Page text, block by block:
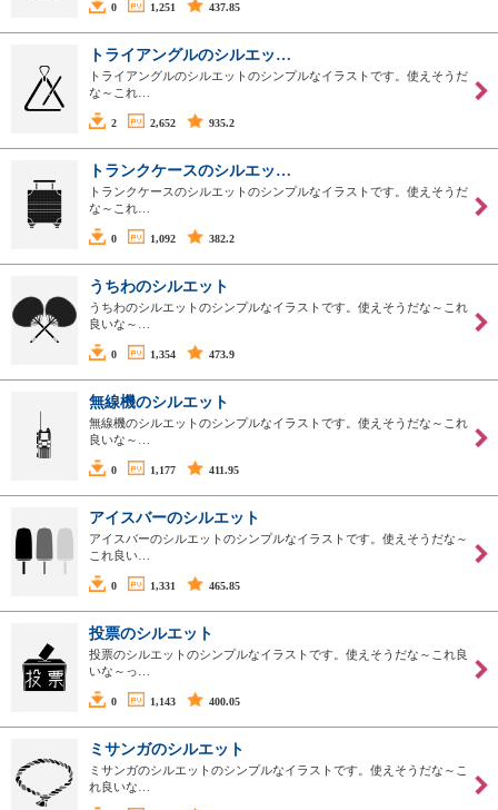
0 1,251 437.85
トライアングルのシルエッ…
トライアングルのシルエットのシンプルなイラストです。使えそうだ
な～これ…
2 2,652 935.2
トランクケースのシルエッ…
トランクケースのシルエットのシンプルなイラストです。使えそうだ
な～これ…
0 1,092 382.2
うちわのシルエット
うちわのシルエットのシンプルなイラストです。使えそうだな～これ
良いな～…
0 1,354 473.9
無線機のシルエット
無線機のシルエットのシンプルなイラストです。使えそうだな～これ
良いな～…
0 1,177 411.95
アイスバーのシルエット
アイスバーのシルエットのシンプルなイラストです。使えそうだな～
これ良い…
0 1,331 465.85
投票のシルエット
投票のシルエットのシンプルなイラストです。使えそうだな～これ良
いな～っ…
0 1,143 400.05
ミサンガのシルエット
ミサンガのシルエットのシンプルなイラストです。使えそうだな～こ
れ良いな…